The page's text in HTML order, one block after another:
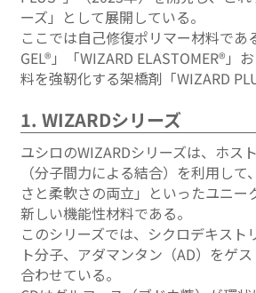
ーズ」として展開している。
ここでは自己修復ポリマー材料であ
GEL®」「WIZARD ELASTOMER®」
料を強靭化する架橋剤「WIZARD
1. WIZARDシリーズ
ユシロのWIZARDシリーズは、ホス
（分子間力による結合）を利用し
さと柔軟さの両立」といったユニー
新しい機能性材料である。
このシリーズでは、シクロデキスト
ト分子、アダマンタン（AD）をゲ
合わせている。